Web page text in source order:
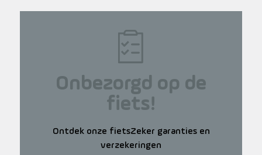
Onbezorgd op de
fiets!
Ontdek onze fietsZeker garanties en
verzekeringen